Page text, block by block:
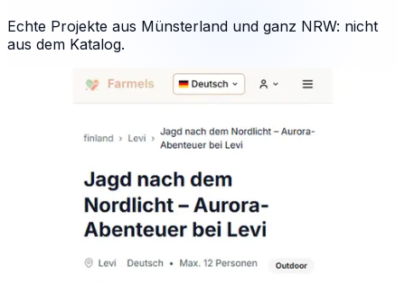
Echte Projekte aus Münsterland und ganz NRW: nicht
aus dem Katalog.